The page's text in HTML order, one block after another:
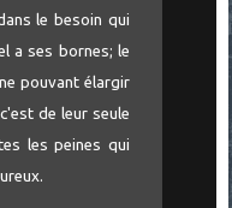
le besoin qui
a ses bornes; le
pouvant élargir
de leur seule
les peines qui